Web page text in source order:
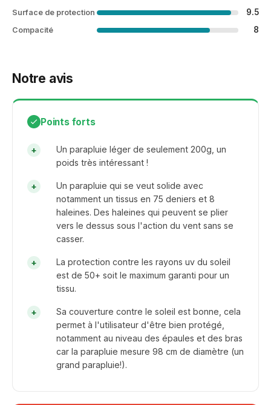
Surface de protection 9.5
Compacité 8
Notre avis
Points forts
Un parapluie léger de seulement 200g, un
poids très intéressant !
Un parapluie qui se veut solide avec
notamment un tissus en 75 deniers et 8
haleines. Des haleines qui peuvent se plier
vers le dessus sous l'action du vent sans se
casser.
La protection contre les rayons uv du soleil
est de 50+ soit le maximum garanti pour un
tissu.
Sa couverture contre le soleil est bonne, cela
permet à l'utilisateur d'être bien protégé,
notamment au niveau des épaules et des bras
car la parapluie mesure 98 cm de diamètre (un
grand parapluie!).